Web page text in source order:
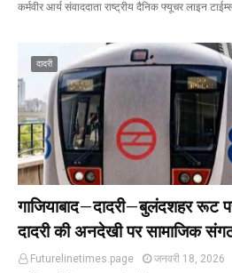
कर्मवीर आर्य संवाददाता राष्ट्रीय दैनिक फ्यूचर लाइन
दादरी
गाजियाबाद–दादरी–बुलंदशहर रूट
दादरी की अनदेखी पर सामाजिक
Futurelinetimes.page
जनवरी 18, 2026